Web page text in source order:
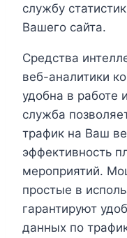
службу
Вашего сайта.
Средства
веб-аналитики
удобна в работе
служба
трафик на Ваш
эффективность
мероприятий.
простые в
гарантируют
данных по